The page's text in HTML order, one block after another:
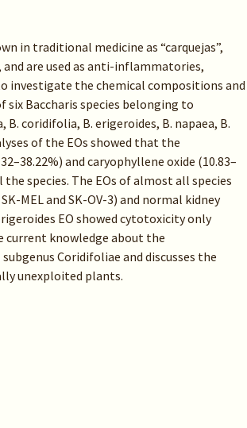
in traditional medicine as “carquejas”,
and are used as anti-inflammatories,
investigate the chemical compositions and
Baccharis species belonging to
coridifolia, B. erigeroides, B. napaea, B.
of the EOs showed that the
and caryophyllene oxide (10.83–
species. The EOs of almost all species
MEL and SK-OV-3) and normal kidney
EO showed cytotoxicity only
current knowledge about the
Coridifoliae and discusses the
unexploited plants.